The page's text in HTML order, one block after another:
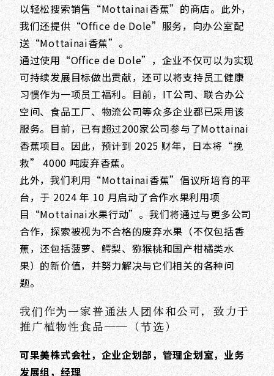
以轻松搜索销售“Mottainai香蕉”的商店。此外，
我们还提供“Office de Dole”服务，向办公室配
送“Mottainai香蕉”。
通过使用“Office de Dole”，企业不仅可以为实现
可持续发展目标做出贡献，还可以将支持员工健康
习惯作为一项员工福利。目前，IT公司、联合办公
空间、食品工厂、物流公司等众多企业都已采用该
服务。目前，已有超过200家公司参与了Mottainai
香蕉项目。因此，预计到 2025 财年，日本将“挽
救” 4000 吨废弃香蕉。
此外，我们利用“Mottainai香蕉”倡议所培育的平
台，于 2024 年 10 月启动了合作水果利用项
目“Mottainai水果行动”。我们将通过与更多公司
合作，探索被视为不合格的废弃水果（不仅包括香
蕉，还包括菠萝、鳄梨、猕猴桃和国产柑橘类水
果）的新价值，并努力解决与它们相关的各种问
题。
我们作为一家普通法人团体和公司，致力于
推广植物性食品——（节选）
可果美株式会社，企业企划部，管理企划室，业务
发展组，经理